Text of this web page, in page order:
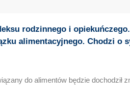
rodzinnego i
alimentacyjnego. Chodzi o
do alimentów będzie dochodził